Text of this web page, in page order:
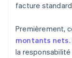
facture
Premièrement,
montants nets
la